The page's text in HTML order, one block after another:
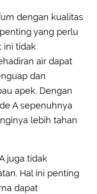
dengan kualitas
yang perlu
ini tidak
air dapat
dan
apek. Dengan
A sepenuhnya
lebih tahan
juga tidak
Hal ini penting
dapat